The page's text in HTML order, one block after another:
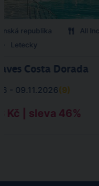
republika
All
Letecky
Costa Dorada
- 09.11.2026(9)
Kč | sleva 46%